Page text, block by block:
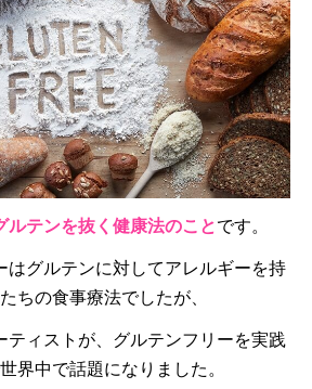
ルテンを抜く健康法のことです。
はグルテンに対してアレルギーを持
ちの食事療法でしたが、
ティストが、グルテンフリーを実践
界中で話題になりました。